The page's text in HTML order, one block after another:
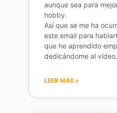
aunque sea para
hobby.
Así que se me ha
este email para
que he aprendido
dedicándome al vídeo.
LEER MÁS »